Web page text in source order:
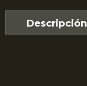
Descripción